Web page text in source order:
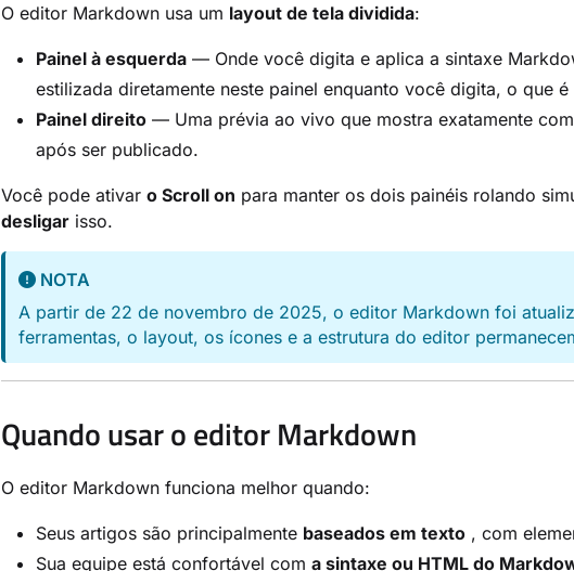
O editor Markdown usa um layout de tela dividida:
Painel à esquerda — Onde você digita e aplica a sintaxe
estilizada diretamente neste painel enquanto você digita, o que
Painel direito — Uma prévia ao vivo que mostra exatamente
após ser publicado.
Você pode ativar o Scroll on para manter os dois painéis rolando
desligar isso.
NOTA
A partir de 22 de novembro de 2025, o editor Markdown foi
ferramentas, o layout, os ícones e a estrutura do editor
Quando usar o editor Markdown
O editor Markdown funciona melhor quando:
Seus artigos são principalmente baseados em texto , com
Sua equipe está confortável com a sintaxe ou HTML do